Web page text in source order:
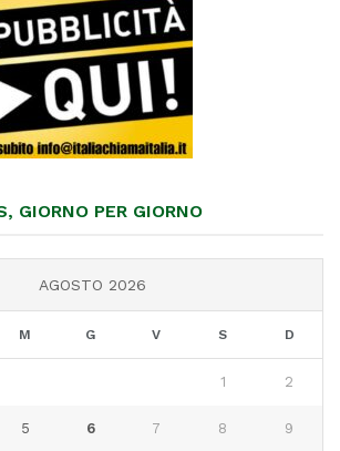
GIORNO PER GIORNO
AGOSTO 2026
M G V S D
1 2
5 6 7 8 9